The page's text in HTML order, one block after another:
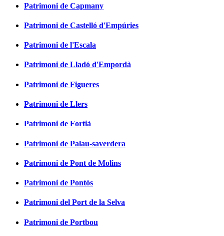
Patrimoni de Capmany
Patrimoni de Castelló d'Empúries
Patrimoni de l'Escala
Patrimoni de Lladó d'Empordà
Patrimoni de Figueres
Patrimoni de Llers
Patrimoni de Fortià
Patrimoni de Palau-saverdera
Patrimoni de Pont de Molins
Patrimoni de Pontós
Patrimoni del Port de la Selva
Patrimoni de Portbou